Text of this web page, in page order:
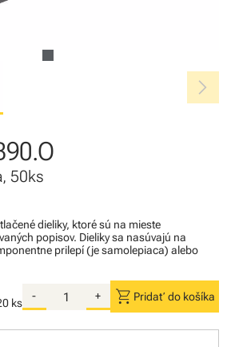
chevron_right
50ks
dieliky, ktoré sú na mieste
popisov. Dieliky sa nasúvajú na
prilepí (je samolepiaca) alebo
ks
- + shopping_cart Pridať do košíka